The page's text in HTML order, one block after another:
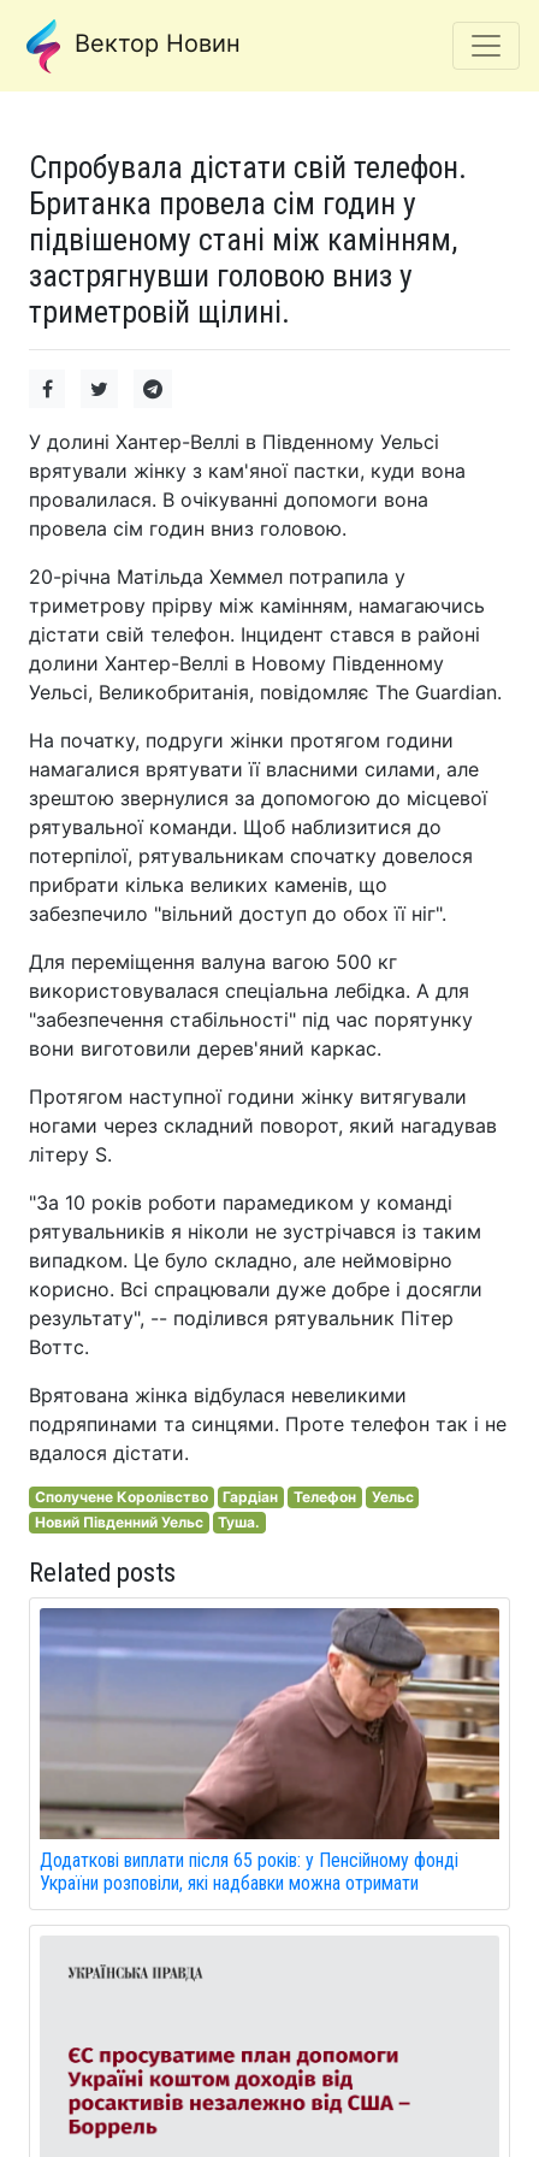
Вектор Новин
Спробувала дістати свій телефон.
Британка провела сім годин у
підвішеному стані між камінням,
застрягнувши головою вниз у
триметровій щілині.
У долині Хантер-Веллі в Південному Уельсі
врятували жінку з кам'яної пастки, куди вона
провалилася. В очікуванні допомоги вона
провела сім годин вниз головою.
20-річна Матільда Хеммел потрапила у
триметрову прірву між камінням, намагаючись
дістати свій телефон. Інцидент стався в районі
долини Хантер-Веллі в Новому Південному
Уельсі, Великобританія, повідомляє The Guardian.
На початку, подруги жінки протягом години
намагалися врятувати її власними силами, але
зрештою звернулися за допомогою до місцевої
рятувальної команди. Щоб наблизитися до
потерпілої, рятувальникам спочатку довелося
прибрати кілька великих каменів, що
забезпечило "вільний доступ до обох її ніг".
Для переміщення валуна вагою 500 кг
використовувалася спеціальна лебідка. А для
"забезпечення стабільності" під час порятунку
вони виготовили дерев'яний каркас.
Протягом наступної години жінку витягували
ногами через складний поворот, який нагадував
літеру S.
"За 10 років роботи парамедиком у команді
рятувальників я ніколи не зустрічався із таким
випадком. Це було складно, але неймовірно
корисно. Всі спрацювали дуже добре і досягли
результату", -- поділився рятувальник Пітер
Воттс.
Врятована жінка відбулася невеликими
подряпинами та синцями. Проте телефон так і не
вдалося дістати.
Сполучене Королівство Гардіан Телефон
Уельс
Новий Південний Уельс
Туша.
Related posts
Додаткові виплати після 65 років: у Пенсійному фонді
України розповіли, які надбавки можна отримати